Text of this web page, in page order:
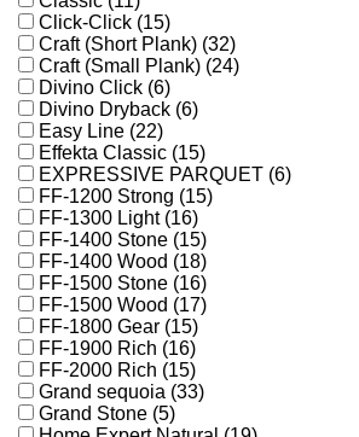
Click-Click (15)
Craft (Short Plank) (32)
Craft (Small Plank) (24)
Divino Click (6)
Divino Dryback (6)
Easy Line (22)
Effekta Classic (15)
EXPRESSIVE PARQUET (6)
FF-1200 Strong (15)
FF-1300 Light (16)
FF-1400 Stone (15)
FF-1400 Wood (18)
FF-1500 Stone (16)
FF-1500 Wood (17)
FF-1800 Gear (15)
FF-1900 Rich (16)
FF-2000 Rich (15)
Grand sequoia (33)
Grand Stone (5)